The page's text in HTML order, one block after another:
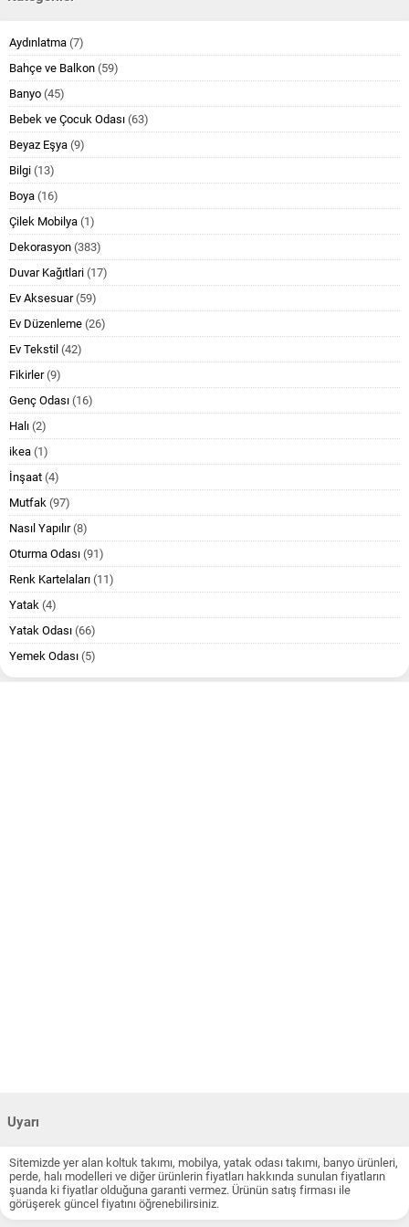
Aydınlatma (7)
Bahçe ve Balkon (59)
Banyo (45)
Bebek ve Çocuk Odası (63)
Beyaz Eşya (9)
Bilgi (13)
Boya (16)
Çilek Mobilya (1)
Dekorasyon (383)
Duvar Kağıtlari (17)
Ev Aksesuar(59)
Ev Düzenleme (26)
Ev Tekstil (42)
Fikirler(9)
Genç Odası (16)
Halı (2)
ikea (1)
İnşaat (4)
Mutfak (97)
Nasıl Yapılır(8)
Oturma Odası (91)
Renk Kartelaları (11)
Yatak (4)
Yatak Odası (66)
Yemek Odası (5)
Uyarı
Sitemizde yer alan koltuk takımı, mobilya, yatak odası takımı, banyo ürünleri,
perde, halı modelleri ve diğer ürünlerin fiyatları hakkında sunulan fiyatların
şuanda ki fiyatlar olduğuna garanti vermez. Ürünün satış firması ile
görüşerek güncel fiyatını öğrenebilirsiniz.